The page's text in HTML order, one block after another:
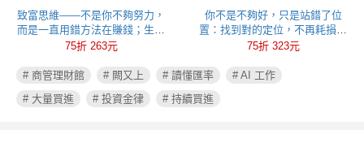
致富思維——不是你不夠努力，
而是一直用錯方法在賺錢；生命
不能重來，但思維可以重新彩
75折 263元
你不是不夠好，只是站錯了位
置：找到對的定位，不再耗損、
不必硬撐，活出真正自我成就的
75折 323元
# 商管理財館 # 闕又上 # 讀懂匯率
# AI 工作
# 大量買進
# 投資金律 # 持續買進